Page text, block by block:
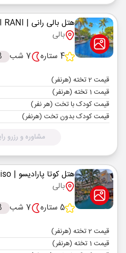
هتل بالی رانی | BALI RANI
بالی
4 ستاره
7 شب
قیمت 2 تخته (هرنفر)
قیمت 1 تخته (هرنفر)
قیمت کودک با تخت (هر نفر)
قیمت کودک بدون تخت (هرنفر)
مشاوره و رزرو
هتل کوتا پارادیسو | Kuta Paradiso
بالی
5 ستاره
7 شب
قیمت 2 تخته (هرنفر)
قیمت 1 تخته (هرنفر)